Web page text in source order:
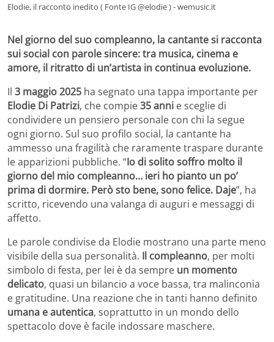
Elodie, il racconto inedito ( Fonte IG @elodie ) - wemusic.it
Nel giorno del suo compleanno, la cantante si racconta
sui social con parole sincere: tra musica, cinema e
amore, il ritratto di un’artista in continua evoluzione.
Il 3 maggio 2025 ha segnato una tappa importante per
Elodie Di Patrizi, che compie35 anni e sceglie di
condividere un pensiero personale con chi la segue
ogni giorno. Sul suo profilo social, la cantante ha
ammesso una fragilità che raramente traspare durante
le apparizioni pubbliche. “Io di solito soffro molto il
giorno del mio compleanno… ieri ho pianto un po’
prima di dormire. Però sto bene, sono felice. Daje”, ha
scritto, ricevendo una valanga di auguri e messaggi di
affetto.
Le parole condivise da Elodie mostrano una parte meno
visibile della sua personalità. Il compleanno, per molti
simbolo di festa, per lei è da sempre un momento
delicato, quasi un bilancio a voce bassa, tra malinconia
e gratitudine. Una reazione che in tanti hanno definito
umana e autentica, soprattutto in un mondo dello
spettacolo dove è facile indossare maschere.